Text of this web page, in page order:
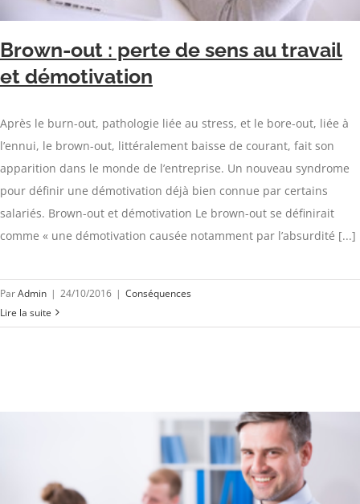
Brown-out : perte de sens au travail
et démotivation
Après le burn-out, pathologie liée au stress, et le bore-out, liée à
l’ennui, le brown-out, littéralement baisse de courant, fait son
apparition dans le monde de l’entreprise. Un nouveau syndrome
pour définir une démotivation déjà bien connue par certains
salariés. Brown-out et démotivation Le brown-out se définirait
comme « une démotivation causée notamment par l’absurdité [...]
ParAdmin | 24/10/2016 | Conséquences
Lire la suite